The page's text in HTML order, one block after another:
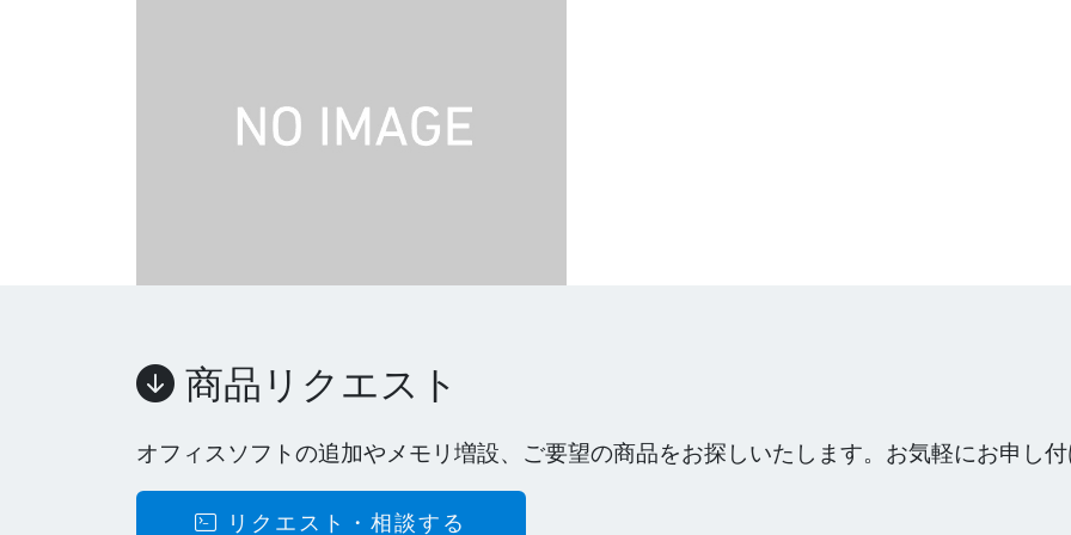
商品リクエスト
オフィスソフトの追加やメモリ増設、ご要望の商品をお探しいたします。お気軽にお申し付
リクエスト・相談する